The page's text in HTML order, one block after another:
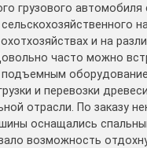
грузового
и на
часто можно
и перевозки
отрасли. По заказу
оснащались
возможность